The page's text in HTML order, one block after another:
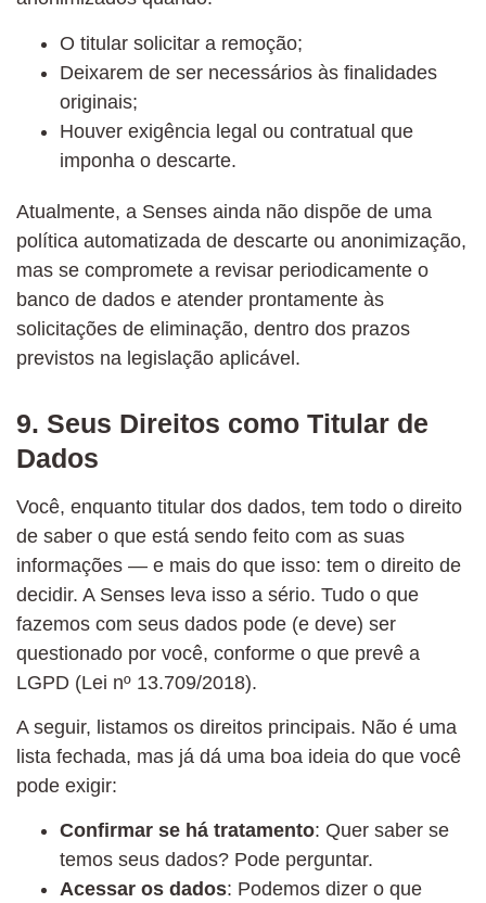
O titular solicitar a remoção;
Deixarem de ser necessários às finalidades
originais;
Houver exigência legal ou contratual que
imponha o descarte.
Atualmente, a Senses ainda não dispõe de uma
política automatizada de descarte ou anonimização,
mas se compromete a revisar periodicamente o
banco de dados e atender prontamente às
solicitações de eliminação, dentro dos prazos
previstos na legislação aplicável.
9. Seus Direitos como Titular de
Dados
Você, enquanto titular dos dados, tem todo o direito
de saber o que está sendo feito com as suas
informações — e mais do que isso: tem o direito de
decidir. A Senses leva isso a sério. Tudo o que
fazemos com seus dados pode (e deve) ser
questionado por você, conforme o que prevê a
LGPD (Lei nº 13.709/2018).
A seguir, listamos os direitos principais. Não é uma
lista fechada, mas já dá uma boa ideia do que você
pode exigir:
Confirmar se há tratamento: Quer saber se
temos seus dados? Pode perguntar.
Acessar os dados: Podemos dizer o que